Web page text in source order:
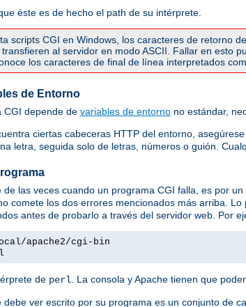
éste es de hecho el path de su intérprete.
scripts CGI en Windows, los caracteres de retorno
al servidor en modo ASCII. Fallar en esto
los caracteres de final de línea interpretados
de Entorno
CGI depende de variables de entorno no estándar,
ciertas cabeceras HTTP del entorno,
letra, seguida solo de letras, números o guión.
de las veces cuando un programa CGI falla, es por
comete los dos errores mencionados más arriba.
antes de probarlo a través del servidor web. Por
apache2/cgi-bin
de perl . La consola y Apache tienen que
debe ver escrito por su programa es un conjunto de